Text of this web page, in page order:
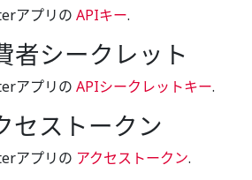
アプリの APIキー.
者シークレット
アプリの APIシークレットキー.
セストークン
アプリの アクセストークン.